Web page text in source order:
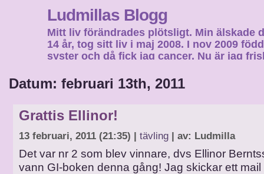
Ludmillas Blogg
Mitt liv förändrades plötsligt. Min älskade
14 år, tog sitt liv i maj 2008. I nov 2009
syster och då fick jag cancer. Nu är jag
Datum: februari 13th, 2011
Grattis Ellinor!
13 februari, 2011 (21:35) | tävling | av: Ludmilla
Det var nr 2 som blev vinnare, dvs Ellinor
vann GI-boken denna gång! Jag skickar ett mail